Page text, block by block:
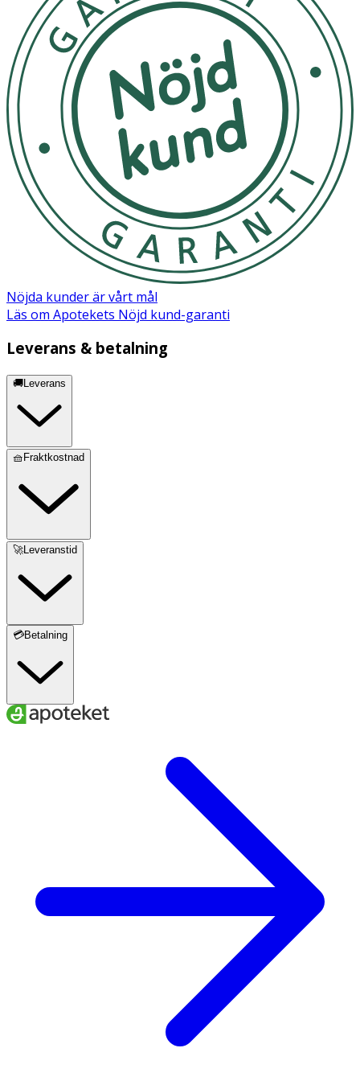
räckhåll för små barn.
Innehåll
Astragalus Membranaceus Root Extract, 1,2-Hexanediol,
Butylene Glycol, Bis-PEG-18 Methyl Ether Dimethyl Silane,
Hydroxyethylcellulose, Hydroxyethylcellulose, Arginine
Nöjda kunder är vårt mål
Läs om Apotekets Nöjd kund-garanti
Leverans & betalning
🚚Leverans
🧺Fraktkostnad
🚀Leveranstid
💳Betalning